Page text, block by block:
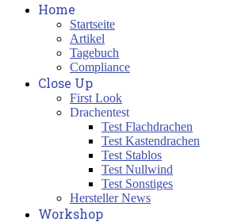
Home
Startseite
Artikel
Tagebuch
Compliance
Close Up
First Look
Drachentest
Test Flachdrachen
Test Kastendrachen
Test Stablos
Test Nullwind
Test Sonstiges
Hersteller News
Workshop